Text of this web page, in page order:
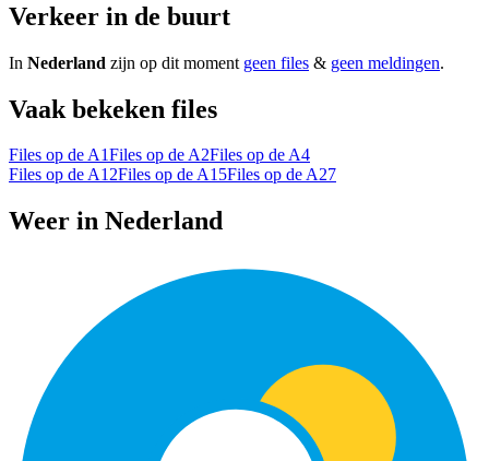
Verkeer in de buurt
In Nederland zijn op dit moment geen files & geen meldingen.
Vaak bekeken files
Files op de A1Files op de A2Files op de A4
Files op de A12Files op de A15Files op de A27
Weer in Nederland